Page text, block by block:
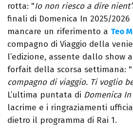
rotta: "Io non riesco a dire
finali di Domenica In 2025/
mancare un riferimento a Teo
compagno di Viaggio della
l’edizione, assente dallo show
forfait della scorsa settimana: "
compagno di viaggio. Ti voglio
L’ultima puntata di Domenica In
lacrime e i ringraziamenti
dietro il programma di Rai 1.